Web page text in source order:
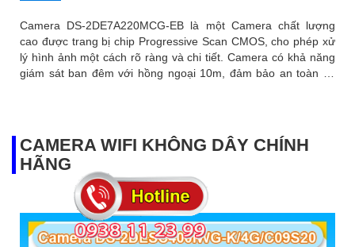
Camera DS-2DE7A220MCG-EB là một Camera chất lượng
cao được trang bị chip Progressive Scan CMOS, cho phép xử
lý hình ảnh một cách rõ ràng và chi tiết. Camera có khả năng
giám sát ban đêm với hồng ngoại 10m, đảm bảo an toàn và
CAMERA WIFI KHÔNG DÂY CHÍNH
HÃNG